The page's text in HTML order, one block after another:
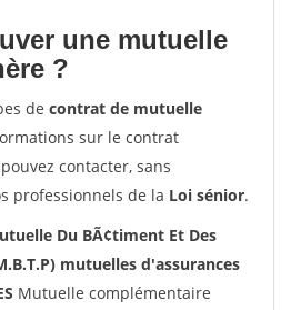
une mutuelle
?
de contrat de mutuelle
sur le contrat
contacter, sans
professionnels de la Loi sénior.
Du BÃ¢timent Et Des
mutuelles d'assurances
Mutuelle complémentaire